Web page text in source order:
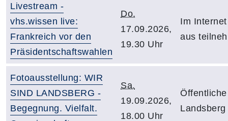
Livestream -
vhs.wissen live:
Frankreich vor den
Präsidentschaftswahlen
Do.
17.09.2026,
19.30 Uhr
Im
aus
Fotoausstellung: WIR
SIND LANDSBERG -
Begegnung. Vielfalt.
Sa.
19.09.2026,
18.00 Uhr
Landsberg